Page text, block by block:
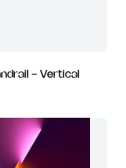
- Vertical